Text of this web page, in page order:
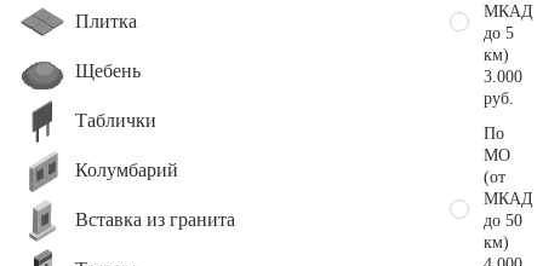
Плитка
Щебень
Таблички
Колумбарий
Вставка из гранита
МКАД
до 5
км)
3.000
руб.
По
МО
(от
МКАД
до 50
км)